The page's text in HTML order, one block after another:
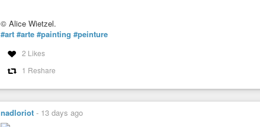
© Alice Wietzel.
#art #arte #painting #peinture
2 Likes
1 Reshare
nadloriot - 13 days ago